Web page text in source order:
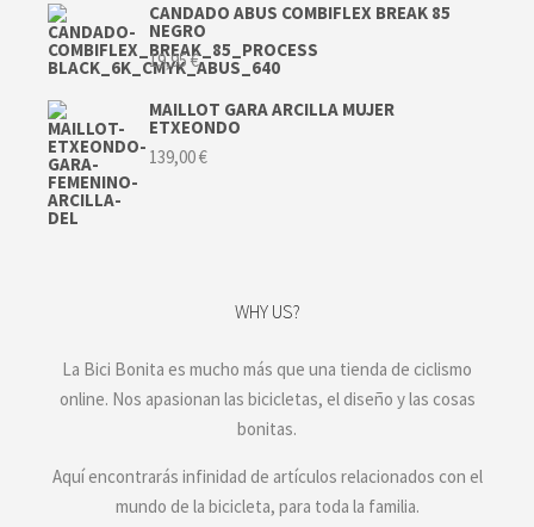
CANDADO ABUS COMBIFLEX BREAK 85
NEGRO
19,95€
MAILLOT GARA ARCILLA MUJER
ETXEONDO
139,00€
WHY US?
La Bici Bonita es mucho más que una tienda de ciclismo
online. Nos apasionan las bicicletas, el diseño y las cosas
bonitas.
Aquí encontrarás infinidad de artículos relacionados con el
mundo de la bicicleta, para toda la familia.